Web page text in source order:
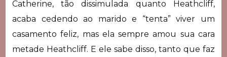
Catherine, tão dissimulada quanto Heathcliff,
acaba cedendo ao marido e “tenta” viver um
casamento feliz, mas ela sempre amou sua cara
metade Heathcliff. E ele sabe disso, tanto que faz